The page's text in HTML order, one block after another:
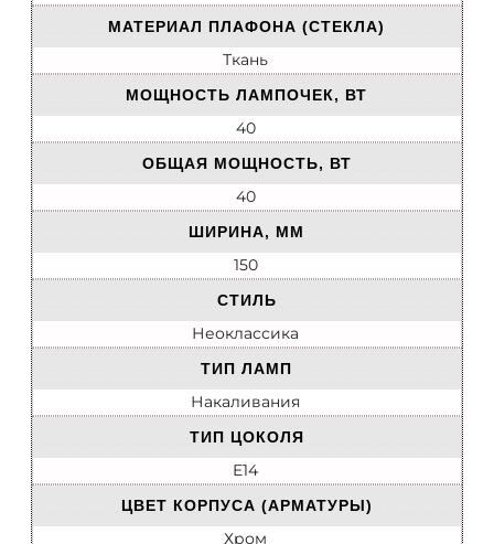
МАТЕРИАЛ ПЛАФОНА (СТЕКЛА)
Ткань
МОЩНОСТЬ ЛАМПОЧЕК, ВТ
40
ОБЩАЯ МОЩНОСТЬ, ВТ
40
ШИРИНА, ММ
150
СТИЛЬ
Неоклассика
ТИП ЛАМП
Накаливания
ТИП ЦОКОЛЯ
E14
ЦВЕТ КОРПУСА (АРМАТУРЫ)
Хром